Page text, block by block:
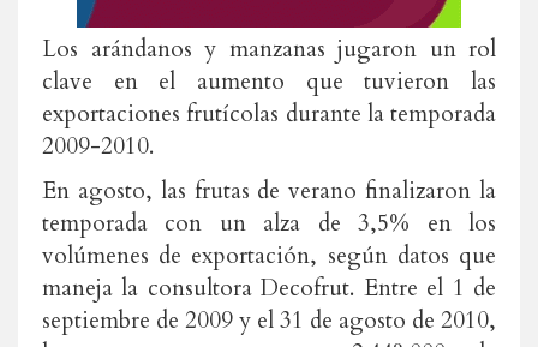
Los arándanos y manzanas jugaron un rol
clave en el aumento que tuvieron las
exportaciones frutícolas durante la temporada
2009-2010.
En agosto, las frutas de verano finalizaron la
temporada con un alza de 3,5% en los
volúmenes de exportación, según datos que
maneja la consultora Decofrut. Entre el 1 de
septiembre de 2009 y el 31 de agosto de 2010,